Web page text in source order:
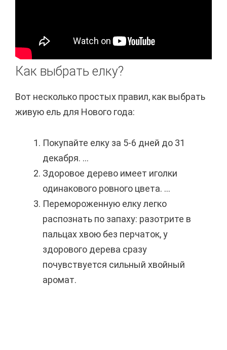
Как выбрать елку?
Вот несколько простых правил, как выбрать
живую ель для Нового года:
Покупайте елку за 5-6 дней до 31
декабря. ...
Здоровое дерево имеет иголки
одинакового ровного цвета. ...
Перемороженную елку легко
распознать по запаху: разотрите в
пальцах хвою без перчаток, у
здорового дерева сразу
почувствуется сильный хвойный
аромат.